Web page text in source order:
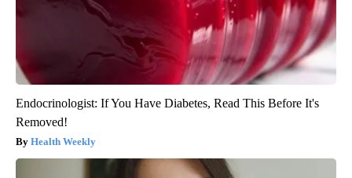
Endocrinologist: If You Have Diabetes, Read This Before It's
Removed!
Health Weekly